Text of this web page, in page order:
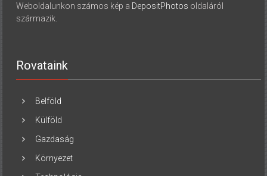
Weboldalunkon számos kép a DepositPhotos oldaláról
származik.
Rovataink
Belföld
Külföld
Gazdaság
Környezet